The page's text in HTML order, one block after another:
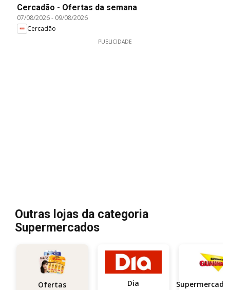
Cercadão - Ofertas da semana
07/08/2026- 09/08/2026
Cercadão
PUBLICIDADE
Outras lojas da categoria
Supermercados
Ofertas Dia